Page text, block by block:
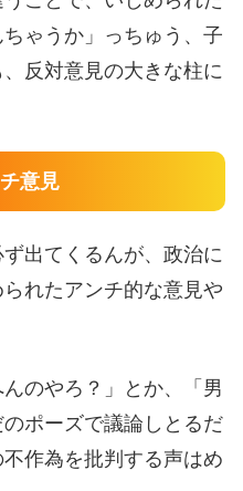
ゃうか」っちゅう、子
反対意見の大きな柱に
意見
出てくるんが、政治に
れたアンチ的な意見や
のやろ？」とか、「男
ポーズで議論しとるだ
作為を批判する声はめ